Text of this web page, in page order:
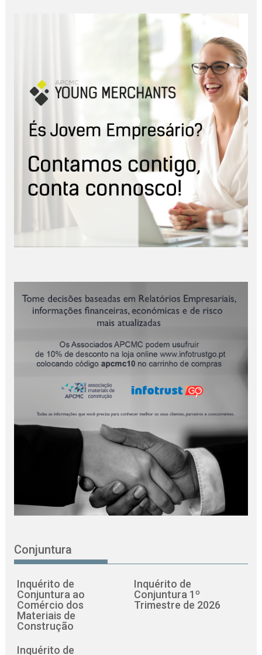
Conjuntura
Inquérito de
Conjuntura ao
Comércio dos
Materiais de
Construção
Inquérito de
Conjuntura 1º
Trimestre de 2026
Inquérito de